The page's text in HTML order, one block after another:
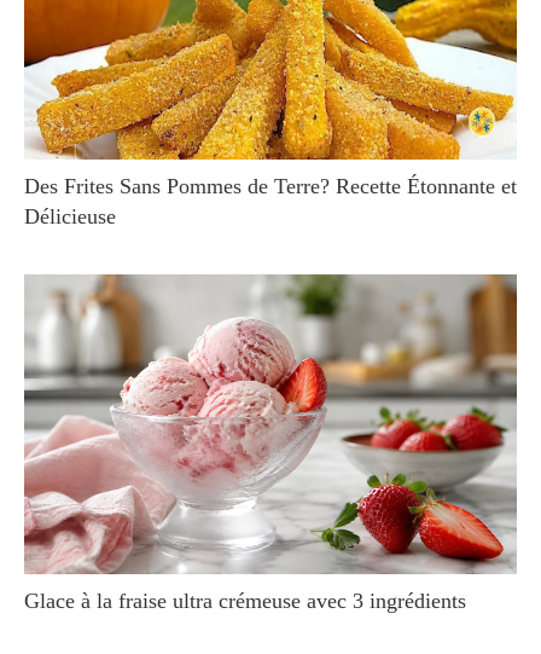
Des Frites Sans Pommes de Terre? Recette Étonnante et
Délicieuse
Glace à la fraise ultra crémeuse avec 3 ingrédients